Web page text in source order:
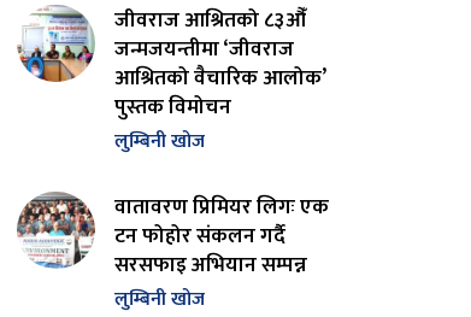
जीवराज आश्रितको ८३औँ
जन्मजयन्तीमा ‘जीवराज
आश्रितको वैचारिक आलोक’
पुस्तक विमोचन
लुम्बिनी खोज
वातावरण प्रिमियर लिगः एक
टन फोहोर संकलन गर्दै
सरसफाइ अभियान सम्पन्न
लुम्बिनी खोज